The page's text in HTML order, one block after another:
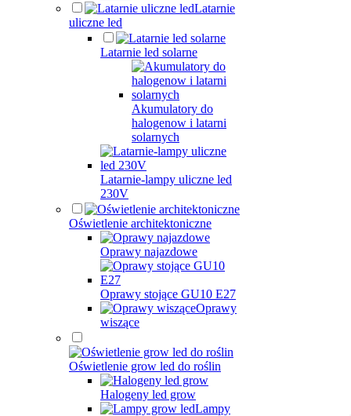
Latarnie
uliczne led
Latarnie led solarne
Akumulatory do
halogenow i latarni
solarnych
Latarnie-lampy uliczne led
230V
Oświetlenie architektoniczne
Oprawy najazdowe
Oprawy stojące GU10 E27
Oprawy
wiszące
Oświetlenie grow led do roślin
Halogeny led grow
Lampy